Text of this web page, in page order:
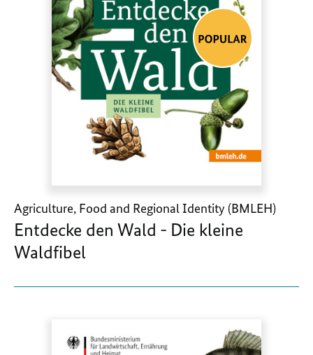
Agriculture, Food and Regional Identity (BMLEH)
Entdecke den Wald - Die kleine
Waldfibel